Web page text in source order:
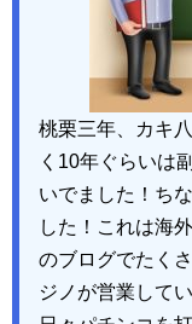
桃栗三年、カキ
く10年ぐらいは
いでました！ち
した！これは海
のブログでたく
ジノが営業して